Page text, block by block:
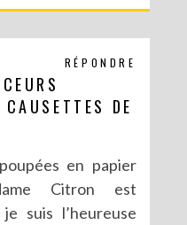
RÉPONDRE
DE
en papier
Citron est
suis l’heureuse